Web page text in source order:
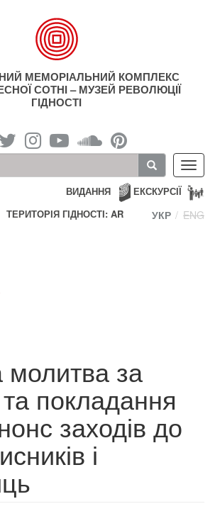
МЕМОРІАЛЬНИЙ КОМПЛЕКС
СОТНІ – МУЗЕЙ РЕВОЛЮЦІЇ
ГІДНОСТІ
ЕКСКУРСІЇ
ВИДАННЯ
ТЕРИТОРІЯ ГІДНОСТІ: AR
УКР ENG
молитва за
покладання
заходів до
і